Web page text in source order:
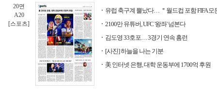
20면
A20
[스포츠]
유럽 축구계 뿔났다… ＂월드컵 포함 FIFA 모
2100만 유튜버, UFC '왕좌' 넘본다
김도영 33호포… 3경기 연속 홈런
[사진] 하늘을 나는 기분
美 인터넷 은행, 대학 운동부에 1700억 후원